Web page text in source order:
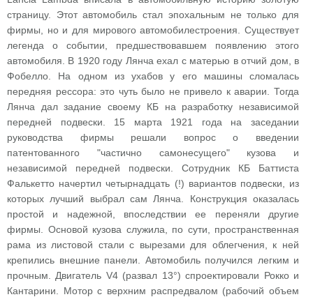
страницу. Этот автомобиль стал эпохальным не только для
фирмы, но и для мирового автомобилестроения. Существует
легенда о событии, предшествовавшем появлению этого
автомобиля. В 1920 году Лянча ехал с матерью в отчий дом, в
Фобелло. На одном из ухабов у его машины сломалась
передняя рессора: это чуть было не привело к аварии. Тогда
Лянча дал задание своему КБ на разработку независимой
передней подвески. 15 марта 1921 года на заседании
руководства фирмы решали вопрос о введении
патентованного "частично самонесущего" кузова и
независимой передней подвески. Сотрудник КБ Баттиста
Фалькетто начертил четырнадцать (!) вариантов подвески, из
которых лучший выбрал сам Лянча. Конструкция оказалась
простой и надежной, впоследствии ее переняли другие
фирмы. Основой кузова служила, по сути, пространственная
рама из листовой стали с вырезами для облегчения, к ней
крепились внешние панели. Автомобиль получился легким и
прочным. Двигатель V4 (развал 13°) спроектировали Рокко и
Кантарини. Мотор с верхним распредвалом (рабочий объем